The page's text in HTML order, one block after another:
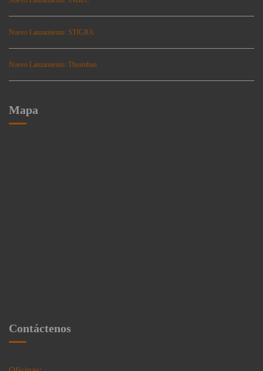
Nuevo Lanzamiento: STIGRA
Nuevo Lanzamiento: Thromban
Mapa
Contáctenos